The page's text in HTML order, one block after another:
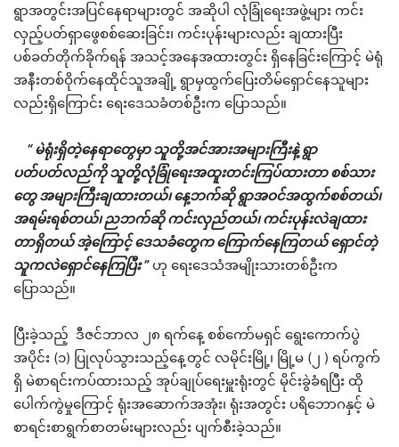
ရွာအတွင်းအပြင်နေရာများတွင် အဆိုပါ လုံခြုံရေးအဖွဲ့များ ကင်း
လှည့်ပတ်ရှာ‌ဖွေစစ်ဆေးခြင်း၊ ကင်းပုန်းများလည်း ချထားပြီး
ပစ်ခတ်တိုက်ခိုက်ရန် အသင့်အနေအထားတွင်း ရှိနေခြင်းကြောင့် မဲရုံ
အနီးတစ်ဝိုက်နေထိုင်သူအချို့ ရွာမှထွက်ပြေးတိမ်ရှောင်နေသူများ
လည်းရှိကြောင်း ရေးဒေသခံတစ်ဦးက ပြောသည်။
“ မဲရုံးရှိတဲ့နေရာတွေမှာ သူတို့အင်အားအများကြီးနဲ့ ရွာ
ပတ်ပတ်လည်ကို သူတို့လုံခြုံရေးအထူးတင်းကြပ်ထားတာ စစ်သား
တွေ အများကြီးချထားတယ်၊ နေ့ဘက်ဆို ရွာအဝင်အထွက်စစ်တယ်၊
အရမ်းရစ်တယ်၊ ညဘက်ဆို ကင်းလှည်တယ်၊ ကင်းပုန်းလဲချထား
တာရှိတယ် အဲ့ကြောင့် ဒေသခံတွေက ကြောက်နေကြတယ် ရှောင်တဲ့
သူကလဲရှောင်နေကြပြီး ”ဟု ရေးဒေသံအမျိုးသားတစ်ဦးက
ပြောသည်။
ပြီးခဲ့သည့် ဒီဇင်ဘာလ ၂၈ ရက်နေ့ စစ်ကော်မရှင် ရွေးကောက်ပွဲ
အပိုင်း (၁) ပြုလုပ်သွားသည့်နေ့တွင် လမိုင်းမြို့၊ မြို့မ (၂ ) ရပ်ကွက်
ရှိ မဲစာရင်းကပ်ထားသည့် အုပ်ချုပ်ရေးမှူးရုံးတွင် မိုင်းခွဲခံရပြီး ထို
ပေါက်ကွဲမှုကြောင့် ရုံးအဆောက်အအုံး၊ ရုံးအတွင်း ပရိဘောဂနှင့် မဲ
စာရင်းစာရွက်စာတမ်းများလည်း ပျက်စီးခဲ့သည်။